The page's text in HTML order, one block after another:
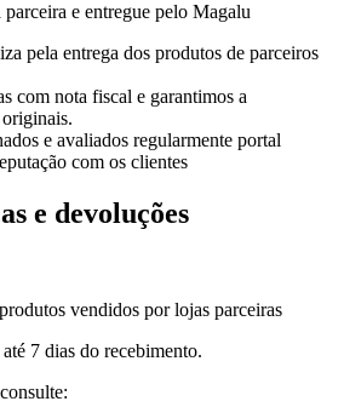
e entregue pelo Magalu
pela entrega dos produtos de parceiros
com nota fiscal e garantimos a
e avaliados regularmente portal
com os clientes
e devoluções
vendidos por lojas parceiras
7 dias do recebimento.